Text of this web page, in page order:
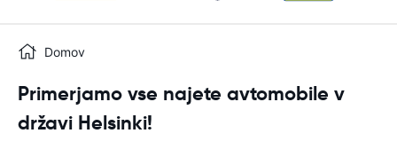
Domov
Primerjamo vse najete avtomobile v
državi Helsinki!